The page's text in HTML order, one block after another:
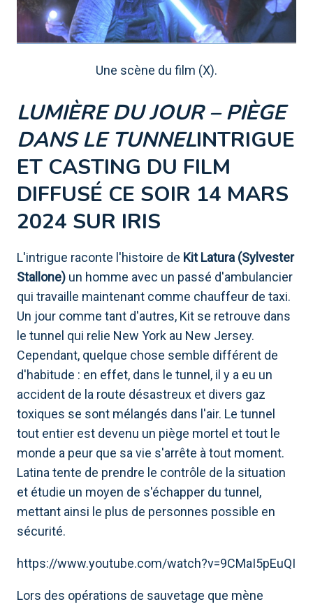
Une scène du film (X).
LUMIÈRE DU JOUR – PIÈGE
DANS LE TUNNELINTRIGUE
ET CASTING DU FILM
DIFFUSÉ CE SOIR 14 MARS
2024 SUR IRIS
L'intrigue raconte l'histoire de Kit Latura (Sylvester
Stallone) un homme avec un passé d'ambulancier
qui travaille maintenant comme chauffeur de taxi.
Un jour comme tant d'autres, Kit se retrouve dans
le tunnel qui relie New York au New Jersey.
Cependant, quelque chose semble différent de
d'habitude : en effet, dans le tunnel, il y a eu un
accident de la route désastreux et divers gaz
toxiques se sont mélangés dans l'air. Le tunnel
tout entier est devenu un piège mortel et tout le
monde a peur que sa vie s'arrête à tout moment.
Latina tente de prendre le contrôle de la situation
et étudie un moyen de s'échapper du tunnel,
mettant ainsi le plus de personnes possible en
sécurité.
https://www.youtube.com/watch?v=9CMaI5pEuQI
Lors des opérations de sauvetage que mène